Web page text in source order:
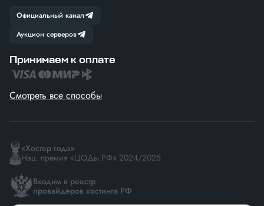
Официальный канал
Аукцион серверов
Принимаем к оплате
Смотреть все способы
«Хостер года»
Нац. премия «ЦОДы.РФ» 2024/2025
Входим в реестр
провайдеров хостинга РФ